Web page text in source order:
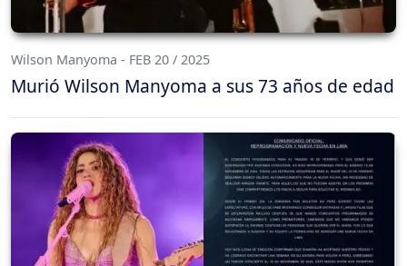
Wilson Manyoma - FEB 20 / 2025
Murió Wilson Manyoma a sus 73 años de edad